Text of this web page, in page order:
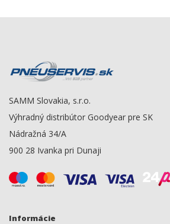
SAMM Slovakia, s.r.o.
Výhradný distribútor Goodyear pre SK
Nádražná 34/A
900 28 Ivanka pri Dunaji
Informácie